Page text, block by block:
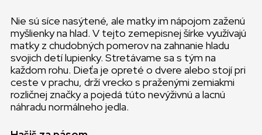
Nie sú síce nasýtené, ale matky im nápojom zaženú
myšlienky na hlad. V tejto zemepisnej šírke využívajú
matky z chudobných pomerov na zahnanie hladu
svojich detí lupienky. Stretávame sa s tým na
každom rohu. Dieťa je opreté o dvere alebo stojí pri
ceste v prachu, drží vrecko s praženými zemiakmi
rozličnej značky a pojedá túto nevýživnú a lacnú
náhradu normálneho jedla.